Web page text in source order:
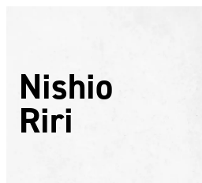
Nishio
Riri